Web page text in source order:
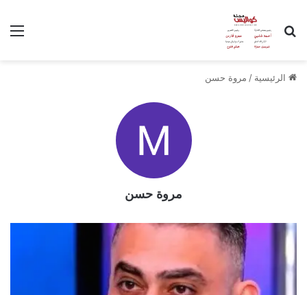
بحث عن
الرئيسية / مروة حسن
مروة حسن